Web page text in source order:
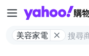
美容家電